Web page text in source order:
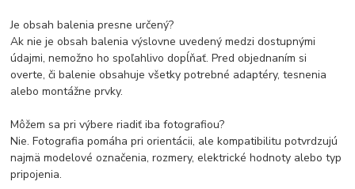
Je obsah balenia presne určený?
Ak nie je obsah balenia výslovne uvedený medzi dostupnými
údajmi, nemožno ho spoľahlivo dopĺňať. Pred objednaním si
overte, či balenie obsahuje všetky potrebné adaptéry, tesnenia
alebo montážne prvky.
Môžem sa pri výbere riadiť iba fotografiou?
Nie. Fotografia pomáha pri orientácii, ale kompatibilitu potvrdzujú
najmä modelové označenia, rozmery, elektrické hodnoty alebo typ
pripojenia.